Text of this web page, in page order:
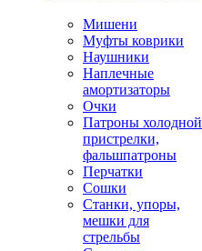
Мишени
Муфты коврики
Наушники
Наплечные
амортизаторы
Очки
Патроны холодной
пристрелки,
фальшпатроны
Перчатки
Сошки
Станки, упоры,
мешки для
стрельбы